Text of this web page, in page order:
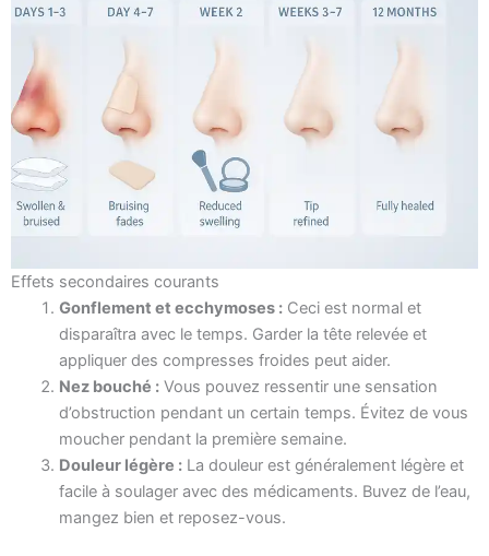
Effets secondaires courants
Gonflement et ecchymoses :Ceci est normal et
disparaîtra avec le temps. Garder la tête relevée et
appliquer des compresses froides peut aider.
Nez bouché :Vous pouvez ressentir une sensation
d’obstruction pendant un certain temps. Évitez de vous
moucher pendant la première semaine.
Douleur légère :La douleur est généralement légère et
facile à soulager avec des médicaments. Buvez de l’eau,
mangez bien et reposez-vous.